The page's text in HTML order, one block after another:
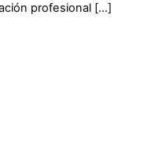
profesional […]